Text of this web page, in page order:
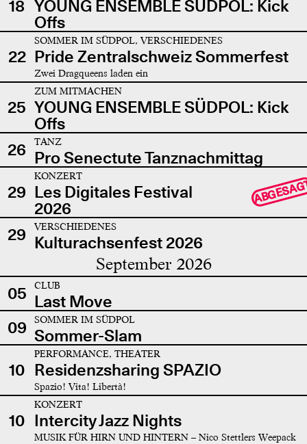
18 YOUNG ENSEMBLE SÜDPOL: Kick
Offs
22
SOMMER IM SÜDPOL, VERSCHIEDENES
Pride Zentralschweiz Sommerfest
Zwei Dragqueens laden ein
25
ZUM MITMACHEN
YOUNG ENSEMBLE SÜDPOL: Kick
Offs
26
TANZ
Pro Senectute Tanznachmittag
29
KONZERT
Les Digitales Festival
2026
29 VERSCHIEDENES
Kulturachsenfest 2026
September 2026
05 CLUB
Last Move
09
SOMMER IM SÜDPOL
Sommer-Slam
10
PERFORMANCE, THEATER
Residenzsharing SPAZIO
Spazio! Vita! Libertà!
10
KONZERT
Intercity Jazz Nights
MUSIK FÜR HIRN UND HINTERN – Nico Stettlers Weepack